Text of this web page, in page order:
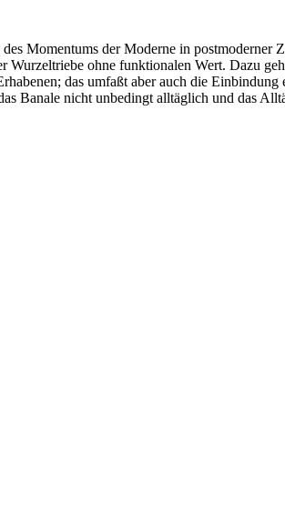
Momentums der Moderne in
Wurzeltriebe ohne funktionalen Wert. Dazu
das umfaßt aber auch die
Banale nicht unbedingt alltäglich und das